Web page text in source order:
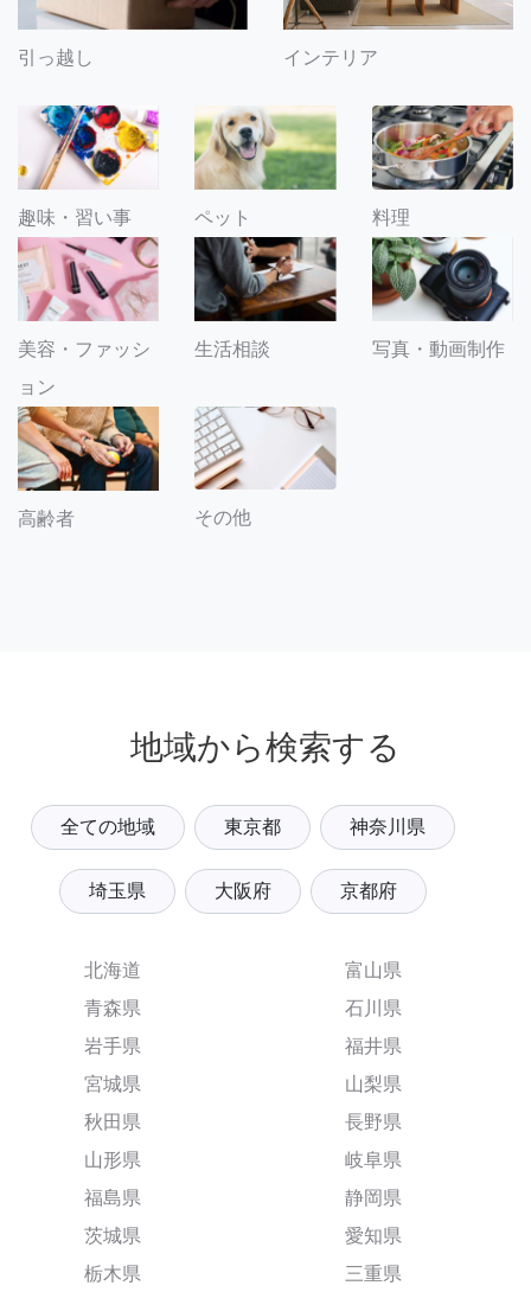
引っ越し インテリア
趣味・習い事 ペット 料理
美容・ファッシ
ョン
生活相談 写真・動画制作
高齢者 その他
地域から検索する
全ての地域 東京都 神奈川県
埼玉県 大阪府 京都府
北海道
青森県
岩手県
宮城県
秋田県
山形県
福島県
茨城県
栃木県
富山県
石川県
福井県
山梨県
長野県
岐阜県
静岡県
愛知県
三重県